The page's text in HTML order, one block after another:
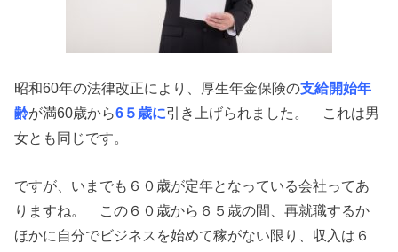
昭和60年の法律改正により、厚生年金保険の支給開始年
齢が満60歳から6５歳に引き上げられました。 これは男
女とも同じです。
ですが、いまでも６０歳が定年となっている会社ってあ
りますね。 この６０歳から６５歳の間、再就職するか
ほかに自分でビジネスを始めて稼がない限り、収入は６